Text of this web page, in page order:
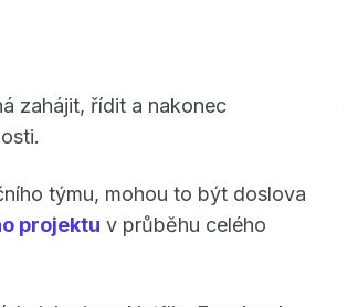
zahájit, řídit a nakonec
týmu, mohou to být doslova
projektu v průběhu celého